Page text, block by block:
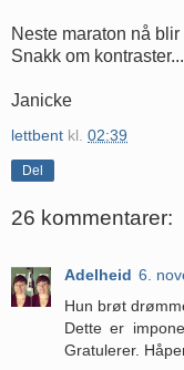
Neste maraton nå blir
Snakk om
Janicke
lettbent kl. 02:39
Del
26 kommentarer:
Adelheid 6.
Hun brøt
Dette er
Gratulerer.